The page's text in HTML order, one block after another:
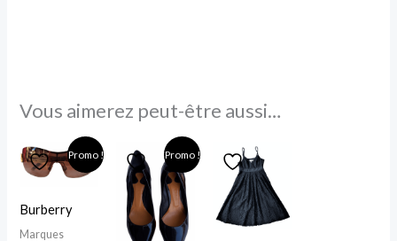
Vous aimerez peut-être aussi…
Promo !
Burberry
Marques
Le
prix
initial
70,00 €.
Le
prix
actuel
45,00 €.
Promo !
Le
prix
initial
était :
285,00 €.
Le
prix
actuel
est :
70,00 €.